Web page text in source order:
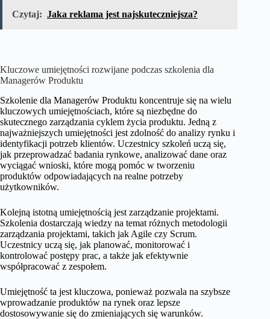
Czytaj: Jaka reklama jest najskuteczniejsza?
Kluczowe umiejętności rozwijane podczas szkolenia dla
Managerów Produktu
Szkolenie dla Managerów Produktu koncentruje się na wielu
kluczowych umiejętnościach, które są niezbędne do
skutecznego zarządzania cyklem życia produktu. Jedną z
najważniejszych umiejętności jest zdolność do analizy rynku i
identyfikacji potrzeb klientów. Uczestnicy szkoleń uczą się,
jak przeprowadzać badania rynkowe, analizować dane oraz
wyciągać wnioski, które mogą pomóc w tworzeniu
produktów odpowiadających na realne potrzeby
użytkowników.
Kolejną istotną umiejętnością jest zarządzanie projektami.
Szkolenia dostarczają wiedzy na temat różnych metodologii
zarządzania projektami, takich jak Agile czy Scrum.
Uczestnicy uczą się, jak planować, monitorować i
kontrolować postępy prac, a także jak efektywnie
współpracować z zespołem.
Umiejętność ta jest kluczowa, ponieważ pozwala na szybsze
wprowadzanie produktów na rynek oraz lepsze
dostosowywanie się do zmieniających się warunków.